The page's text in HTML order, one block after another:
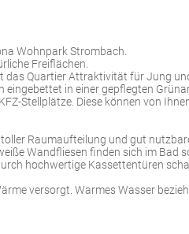
Wohnpark Strombach.
Freiflächen.
das Quartier Attraktivität für Jung
in einer gepflegten
Stellplätze. Diese können von
Raumaufteilung und gut
Wandfliesen finden sich im Bad
hochwertige Kassettentüren
versorgt. Warmes Wasser